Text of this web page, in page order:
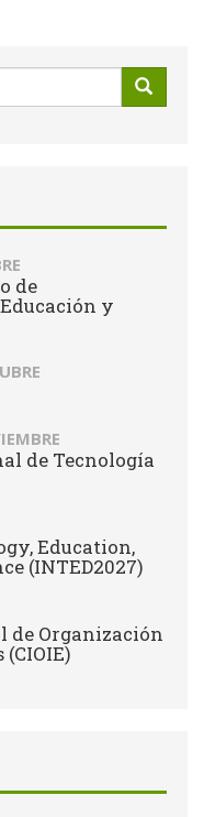
de
y
de Tecnología
Education,
(INTED2027)
de Organización